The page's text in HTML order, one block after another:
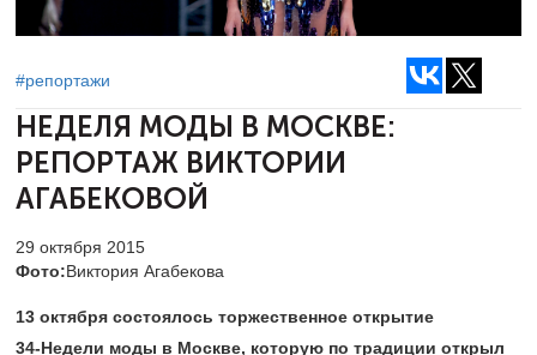
#репортажи
НЕДЕЛЯ МОДЫ В МОСКВЕ:
РЕПОРТАЖ ВИКТОРИИ
АГАБЕКОВОЙ
29 октября 2015
Фото:Виктория Агабекова
13 октября состоялось торжественное открытие
34-Недели моды в Москве, которую по традиции открыл